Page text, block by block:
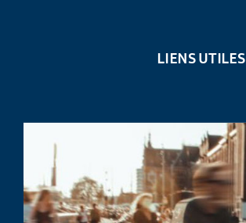
LIENS UTILES